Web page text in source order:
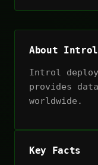
About Introl
Introl
provides
worldwide.
Key Facts